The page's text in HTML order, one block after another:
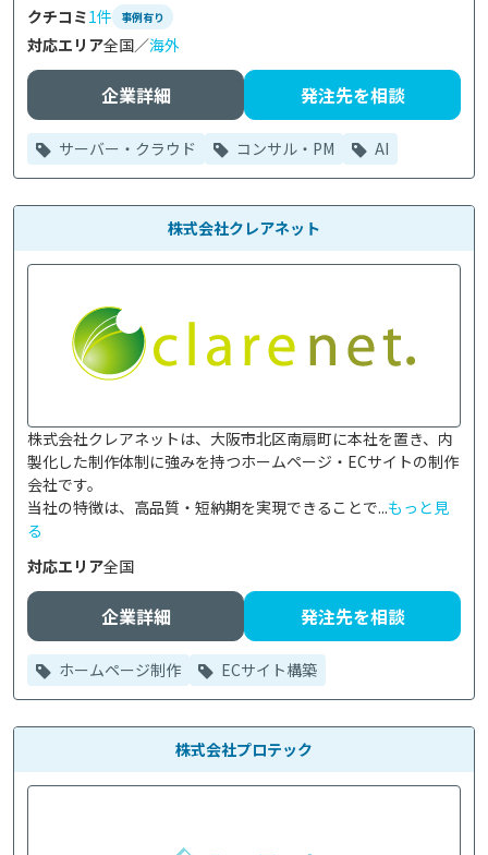
クチコミ1件 事例有り
対応エリア全国／海外
企業詳細 発注先を相談
サーバー・クラウド コンサル・PM AI
株式会社クレアネット
株式会社クレアネットは、大阪市北区南扇町に本社を置き、内
製化した制作体制に強みを持つホームページ・ECサイトの制作
会社です。
当社の特徴は、高品質・短納期を実現できることで...もっと見
る
対応エリア全国
企業詳細 発注先を相談
ホームページ制作 ECサイト構築
株式会社プロテック